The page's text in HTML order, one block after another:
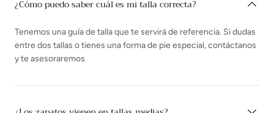
¿Cómo puedo saber cuál es mi talla correcta?
Tenemos una guía de talla que te servirá de referencia. Si dudas
entre dos tallas o tienes una forma de pie especial, contáctanos
y te asesoraremos